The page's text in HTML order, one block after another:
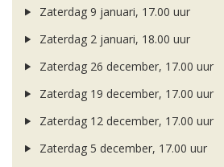
Zaterdag 9 januari, 17.00 uur
Zaterdag 2 januari, 18.00 uur
Zaterdag 26 december, 17.00 uur
Zaterdag 19 december, 17.00 uur
Zaterdag 12 december, 17.00 uur
Zaterdag 5 december, 17.00 uur